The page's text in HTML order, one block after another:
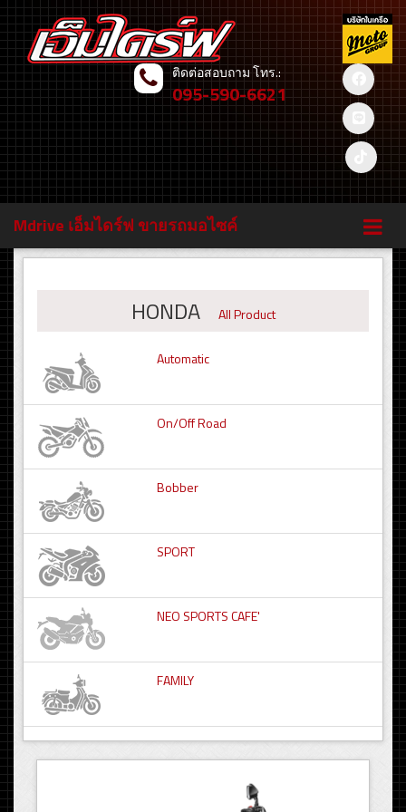
ติดต่อสอบถาม โทร.:
095-590-6621
Mdrive เอ็มไดร์ฟ ขายรถมอไซค์
HONDA All Product
Automatic
On/Off Road
Bobber
SPORT
NEO SPORTS CAFE'
FAMILY